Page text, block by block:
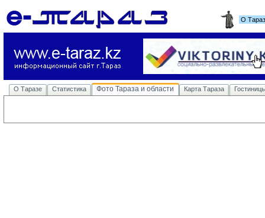
О
О Таразе Статистика Фото Тараза и области Карта Тараза